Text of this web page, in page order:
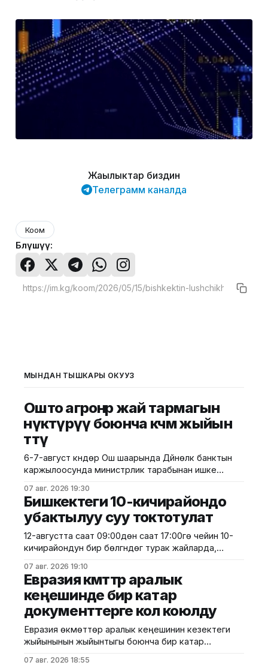
Жаңылыктар биздин
Телеграмм каналда
Коом
Бөлүшүү:
МЫНДАН ТЫШКАРЫ ОКУҢУЗ
Ошто агроөнөр жай тармагын
өнүктүрүү боюнча көчмө жыйын
өттү
6-7-август күндөрү Ош шаарында Дүйнөлүк банктын
каржылоосунда министрлик тарабынан ишке
шаарынын аймактык экономикалык өнүгүүсү"
долбоорунун алкагында Өндүрүмдүү өнөктөштүк
комитетинин көчмө жыйыны өттү. Бул тууралуу
министрдин орун басары Мирбек Дүйшеев жана
Комитеттин мүчөлөрү катышты. Көчмө жыйындын
07 авг. 2026 19:30
Бишкектеги 10-кичирайондо
убактылуу суу токтотулат
12-августта саат 09:00дөн саат 17:00гө чейин 10-
кичирайондун бир бөлүгүндөгү турак жайларда,
мекемелеринде, саламаттыкты сактоо
мекемелеринде, ошондой эле башка социалдык
жана өндүрүштүк объектилерде ичүүчү суу берүү
убактылуу токтотулат. Бишкек шаардык
мэриясынын маалыматына караганда, суу менен
жабдуунун убактылуу токтотулушу 10-
кичирайондогу откананын суу
07 авг. 2026 19:10
Евразия өкмөттөр аралык
кеңешинде бир катар
документтерге кол коюлду
Евразия өкмөттөр аралык кеңешинин кезектеги
жыйынынын жыйынтыгы боюнча бир катар
07 авг. 2026 18:55